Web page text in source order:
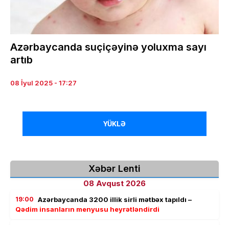
Azərbaycanda suçiçəyinə yoluxma sayı
artıb
08 İyul 2025 - 17:27
YÜKLƏ
Xəbər Lenti
08 Avqust 2026
19:00 Azərbaycanda 3200 illik sirli mətbəx tapıldı –
Qədim insanların menyusu heyrətləndirdi